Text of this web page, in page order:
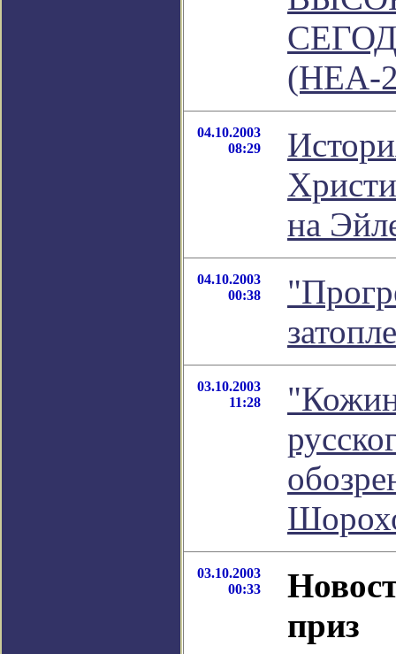
(HEA-
04.10.2003
08:29
на
04.10.2003
00:38
03.10.2003
11:28
03.10.2003
00:33
приз